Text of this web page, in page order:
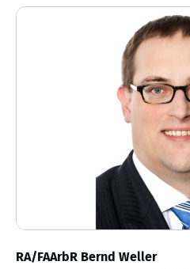
RA/FAArbR Bernd Weller